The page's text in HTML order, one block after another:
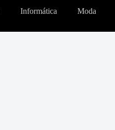
Informática Moda